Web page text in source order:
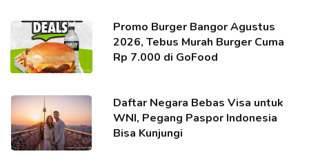
Promo Burger Bangor Agustus
2026, Tebus Murah Burger Cuma
Rp 7.000 di GoFood
Daftar Negara Bebas Visa untuk
WNI, Pegang Paspor Indonesia
Bisa Kunjungi